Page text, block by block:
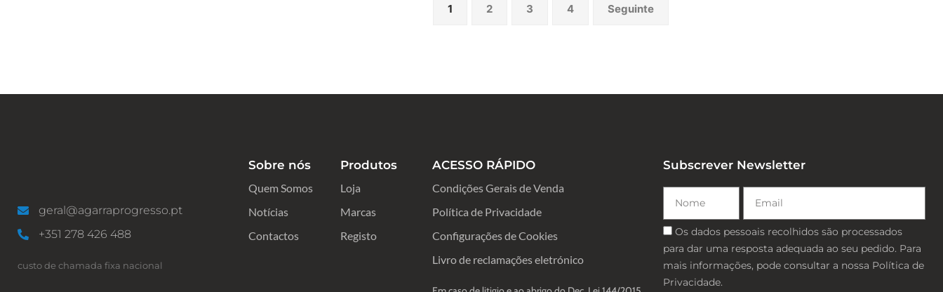
1 2 3 4 Seguinte
geral@agarraprogresso.pt
+351 278 426 488
custo de chamada fixa nacional
Sobre nós
Quem Somos
Notícias
Contactos
Produtos
Loja
Marcas
Registo
ACESSO RÁPIDO
Condições Gerais de Venda
Política de Privacidade
Configurações de Cookies
Livro de reclamações eletrónico
Subscrever Newsletter
Consentimento
Os dados pessoais recolhidos são processados ​​
para dar uma resposta adequada ao seu pedido. Para
mais informações, pode consultar a nossa Política de
Privacidade.